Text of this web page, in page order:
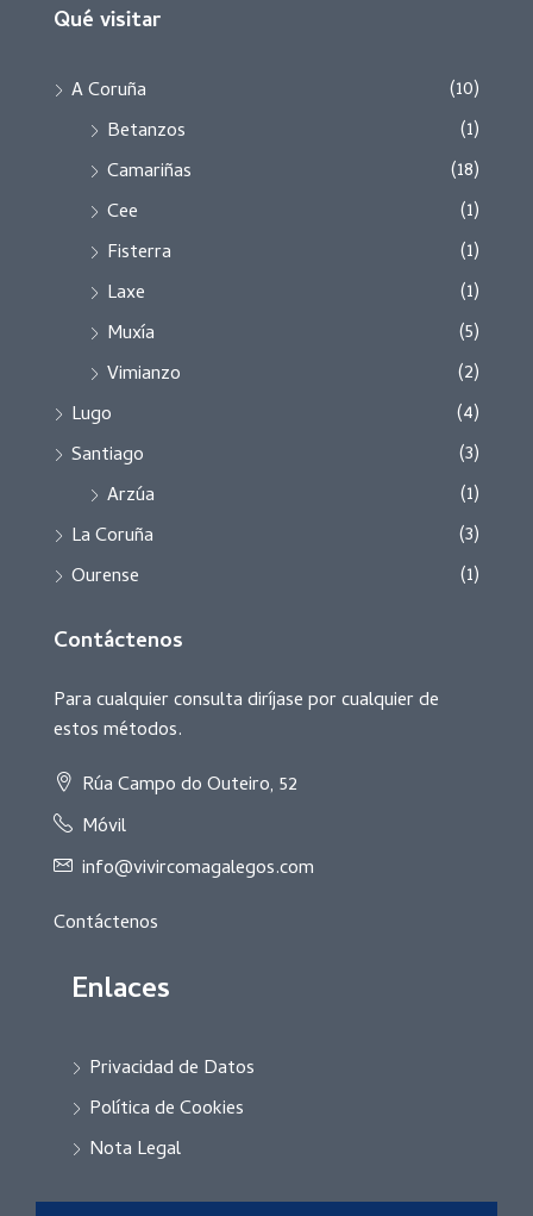
Qué visitar
A Coruña
(10)
Betanzos
(1)
Camariñas
(18)
Cee
(1)
Fisterra
(1)
Laxe
(1)
Muxía
(5)
Vimianzo
(2)
Lugo
(4)
Santiago
(3)
Arzúa
(1)
La Coruña
(3)
Ourense
(1)
Contáctenos
Para cualquier consulta diríjase por cualquier de
estos métodos.
Rúa Campo do Outeiro, 52
Móvil
info@vivircomagalegos.com
Contáctenos
Enlaces
Privacidad de Datos
Política de Cookies
Nota Legal